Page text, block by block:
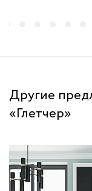
Другие
«Глетчер»